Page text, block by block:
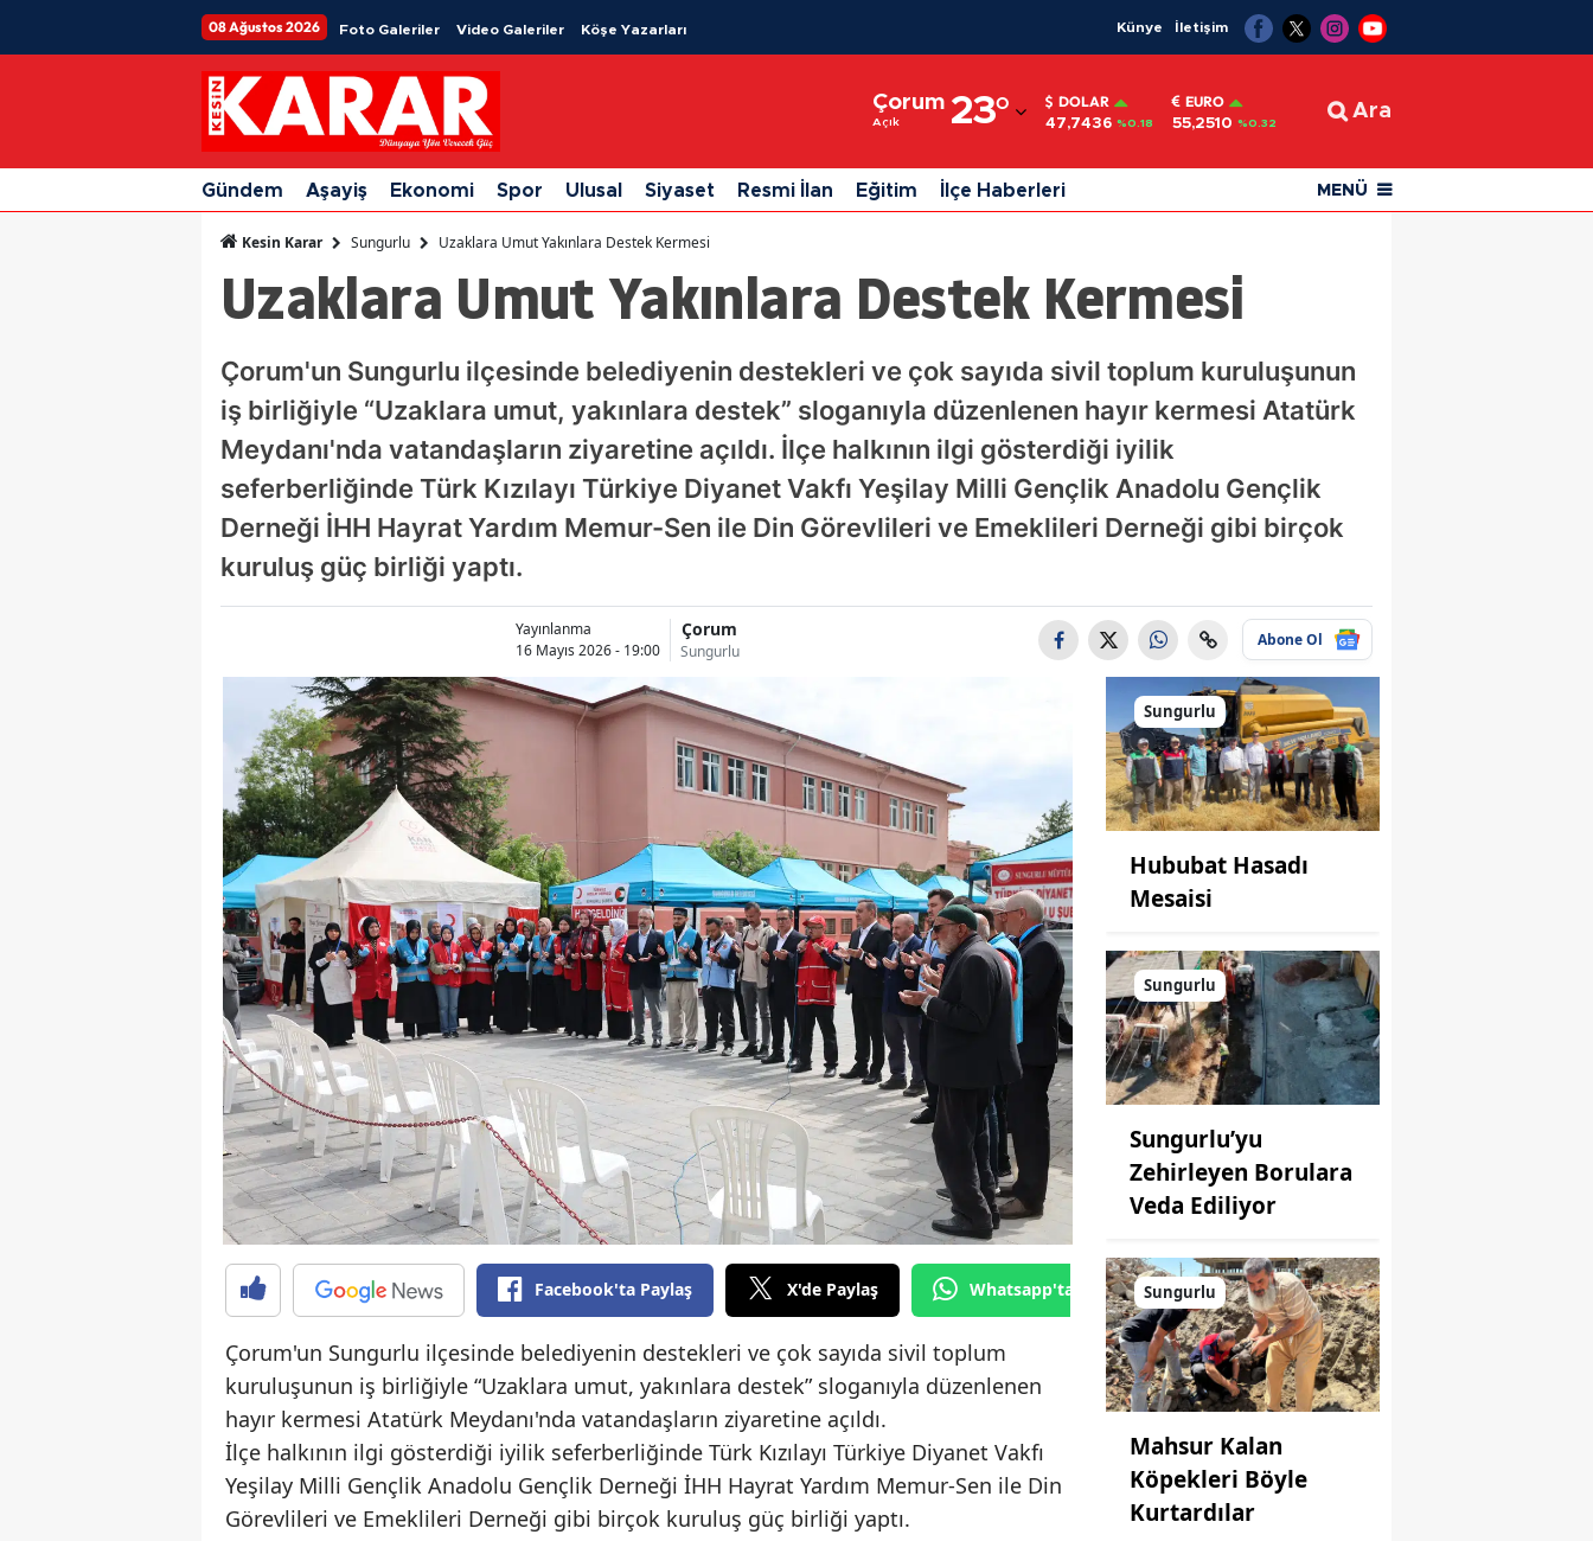
08 Ağustos 2026 Foto Galeriler Video Galeriler Köşe Yazarları Künye İletişim
Çorum
Açık 23°
Adıyaman
Afyonkarahisar
Ağrı
Ankara
Antalya
Artvin
Aydın
Balıkesir
Bingöl
Bursa
Çanakkale
Çankırı
Çorum
Denizli
Diyarbakır
Edirne
Elazığ
Erzincan
Erzurum
Eskişehir
Giresun
Hakkari
Hatay
DOLAR
47,7436 %0.18
EURO
55,2510 %0.32
Ara
Gündem Aşayiş Ekonomi Spor Ulusal Siyaset Resmi İlan Eğitim İlçe Haberleri MENÜ
Kesin Karar Sungurlu Uzaklara Umut Yakınlara Destek Kermesi
Uzaklara Umut Yakınlara Destek Kermesi
Çorum'un Sungurlu ilçesinde belediyenin destekleri ve çok sayıda sivil toplum kuruluşunun
iş birliğiyle “Uzaklara umut, yakınlara destek” sloganıyla düzenlenen hayır kermesi Atatürk
Meydanı'nda vatandaşların ziyaretine açıldı. İlçe halkının ilgi gösterdiği iyilik
seferberliğinde Türk Kızılayı Türkiye Diyanet Vakfı Yeşilay Milli Gençlik Anadolu Gençlik
Derneği İHH Hayrat Yardım Memur-Sen ile Din Görevlileri ve Emeklileri Derneği gibi birçok
kuruluş güç birliği yaptı.
Yayınlanma
16 Mayıs 2026 - 19:00
Çorum
Sungurlu
Abone Ol
Facebook'ta Paylaş X'de Paylaş Whatsapp'tan Gönder
Çorum'un Sungurlu ilçesinde belediyenin destekleri ve çok sayıda sivil toplum
kuruluşunun iş birliğiyle “Uzaklara umut, yakınlara destek” sloganıyla düzenlenen
hayır kermesi Atatürk Meydanı'nda vatandaşların ziyaretine açıldı.
İlçe halkının ilgi gösterdiği iyilik seferberliğinde Türk Kızılayı Türkiye Diyanet Vakfı
Yeşilay Milli Gençlik Anadolu Gençlik Derneği İHH Hayrat Yardım Memur-Sen ile Din
Görevlileri ve Emeklileri Derneği gibi birçok kuruluş güç birliği yaptı.
Sungurlu
Hububat Hasadı
Mesaisi
Sungurlu
Sungurlu’yu
Zehirleyen Borulara
Veda Ediliyor
Sungurlu
Mahsur Kalan
Köpekleri Böyle
Kurtardılar